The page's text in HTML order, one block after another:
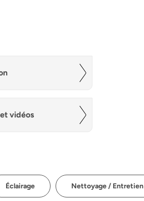
vidéos
Éclairage Nettoyage / Entretien